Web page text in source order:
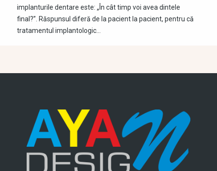
implanturile dentare este: „În cât timp voi avea dintele
final?”. Răspunsul diferă de la pacient la pacient, pentru că
tratamentul implantologic…